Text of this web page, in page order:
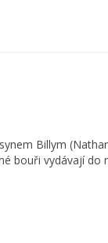
Billym
bouři vydávají do